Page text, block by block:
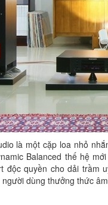
là một cặp loa nhỏ
Balanced thế hệ
độc quyền cho dải trầm
dùng thưởng thức